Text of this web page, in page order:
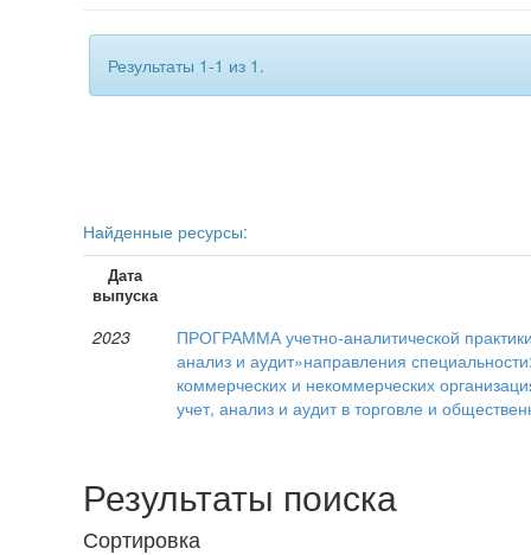
Результаты 1-1 из 1.
Найденные ресурсы:
Дата
выпуска
2023
ПРОГРАММА учетно-аналитической
анализ и аудит»направления
коммерческих и некоммерческих
учет, анализ и аудит в торговле и
Результаты поиска
Сортировка